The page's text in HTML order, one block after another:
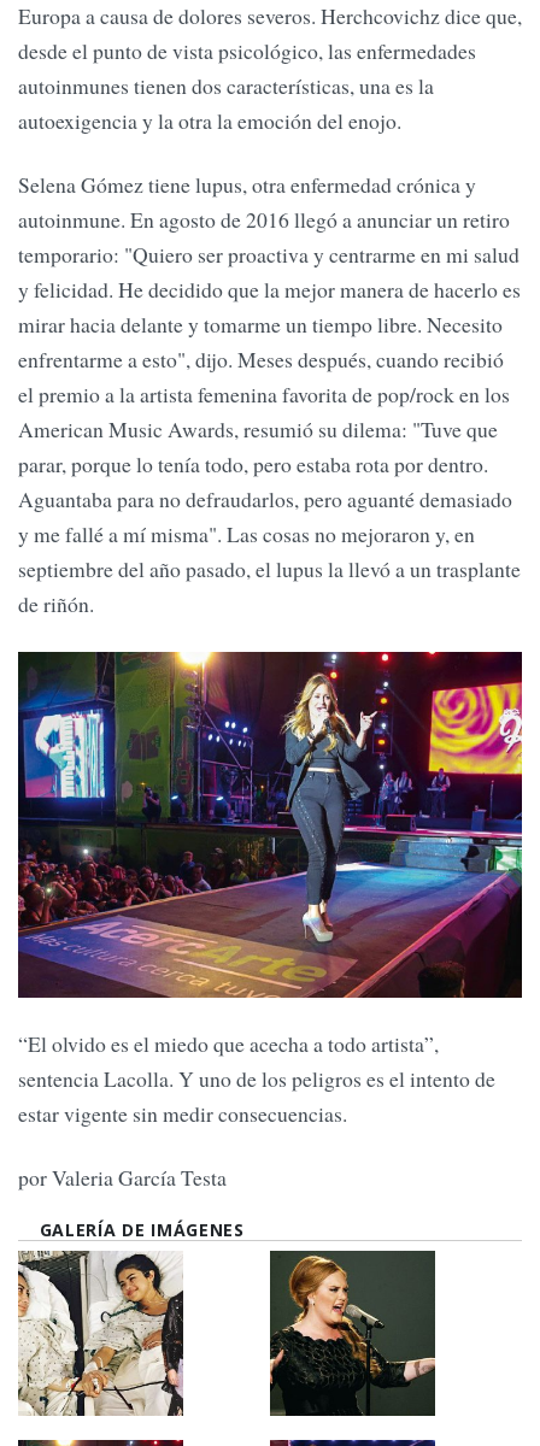
Europa a causa de dolores severos. Herchcovichz dice que,
desde el punto de vista psicológico, las enfermedades
autoinmunes tienen dos características, una es la
autoexigencia y la otra la emoción del enojo.
Selena Gómez tiene lupus, otra enfermedad crónica y
autoinmune. En agosto de 2016 llegó a anunciar un retiro
temporario: "Quiero ser proactiva y centrarme en mi salud
y felicidad. He decidido que la mejor manera de hacerlo es
mirar hacia delante y tomarme un tiempo libre. Necesito
enfrentarme a esto", dijo. Meses después, cuando recibió
el premio a la artista femenina favorita de pop/rock en los
American Music Awards, resumió su dilema: "Tuve que
parar, porque lo tenía todo, pero estaba rota por dentro.
Aguantaba para no defraudarlos, pero aguanté demasiado
y me fallé a mí misma". Las cosas no mejoraron y, en
septiembre del año pasado, el lupus la llevó a un trasplante
de riñón.
“El olvido es el miedo que acecha a todo artista”,
sentencia Lacolla. Y uno de los peligros es el intento de
estar vigente sin medir consecuencias.
por Valeria García Testa
GALERÍA DE IMÁGENES